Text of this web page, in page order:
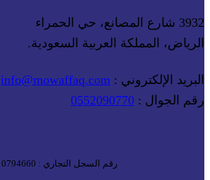
3932 شارع المصانع، حي الحمراء
الرياض، المملكة العربية السعودية.
البريد الإلكتروني : info@mowaffaq.com
رقم الجوال : 0552090770
رقم السجل التجاري : 1010794660